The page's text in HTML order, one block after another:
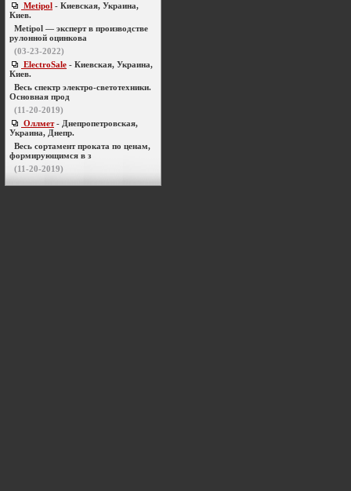
Metipol - Киевская, Украина,
Киев.
Metipol — эксперт в производстве
рулонной оцинкова
(03-23-2022)
ElectroSale - Киевская, Украина,
Киев.
Весь спектр электро-светотехники.
Основная прод
(11-20-2019)
Оллмет- Днепропетровская,
Украина, Днепр.
Весь сортамент проката по ценам,
формирующимся в з
(11-20-2019)